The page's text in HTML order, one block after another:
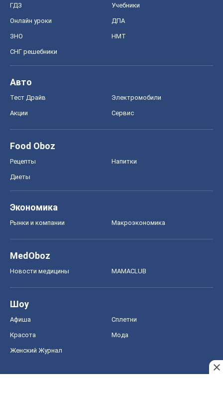
ГДЗ Учебники
Онлайн уроки ДПА
ЗНО НМТ
СНГ решебники
Авто
Тест Драйв Электромобили
Акции Сервис
Food Oboz
Рецепты Напитки
Диеты
Экономика
Рынки и компании Mакроэкономика
MedOboz
Новости медицины MAMACLUB
Шоу
Афиша Сплетни
Красота Мода
Женский Журнал